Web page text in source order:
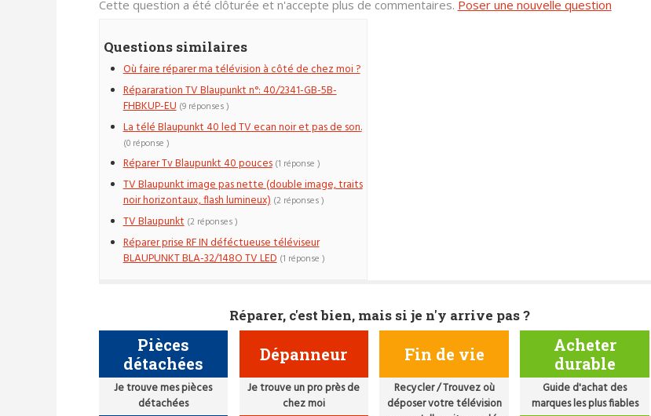
Cette question a été clôturée et n'accepte plus de commentaires. Poser une nouvelle question
Questions similaires
Où faire réparer ma télévision à côté de chez moi ?
Répararation TV Blaupunkt n°: 40/2341-GB-5B-
FHBKUP-EU (9 réponses )
La télé Blaupunkt 40 led TV ecan noir et pas de son.
(0 réponse )
Réparer Tv Blaupunkt 40 pouces (1 réponse )
TV Blaupunkt image pas nette (double image, traits
noir horizontaux, flash lumineux) (2 réponses )
TV Blaupunkt (2 réponses )
Réparer prise RF IN déféctueuse téléviseur
BLAUPUNKT BLA-32/148O TV LED (1 réponse )
Réparer, c'est bien, mais si je n'y arrive pas ?
Pièces
détachées
Je trouve mes pièces
détachées
Dépanneur
Je trouve un pro près de
chez moi
Fin de vie
Recycler / Trouvez où
déposer votre télévision
Acheter
durable
Guide d'achat des
marques les plus fiables